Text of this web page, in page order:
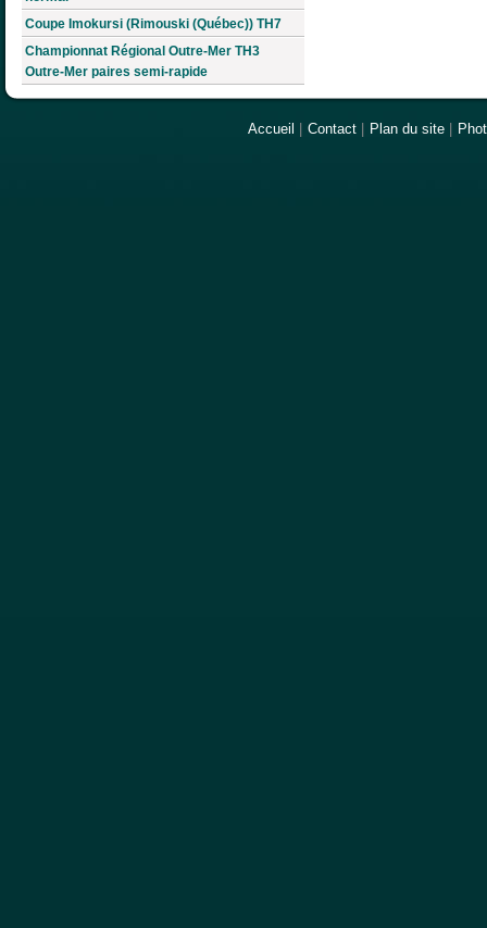
Coupe Imokursi (Rimouski (Québec)) TH7
Championnat Régional Outre-Mer TH3
Outre-Mer paires semi-rapide
Accueil Contact Plan du site